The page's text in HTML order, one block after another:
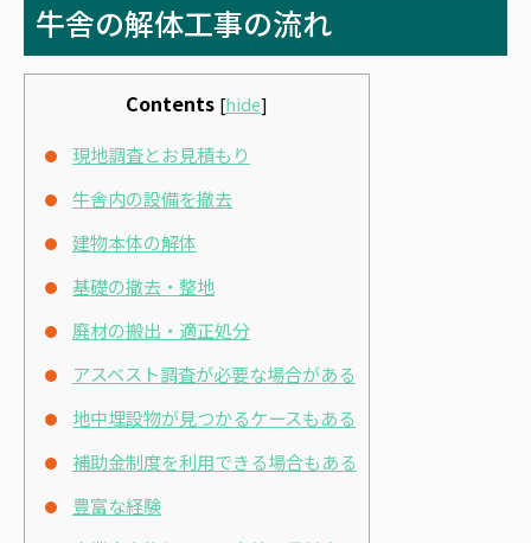
牛舎の解体工事の流れ
Contents [hide]
現地調査とお見積もり
牛舎内の設備を撤去
建物本体の解体
基礎の撤去・整地
廃材の搬出・適正処分
アスベスト調査が必要な場合がある
地中埋設物が見つかるケースもある
補助金制度を利用できる場合もある
豊富な経験